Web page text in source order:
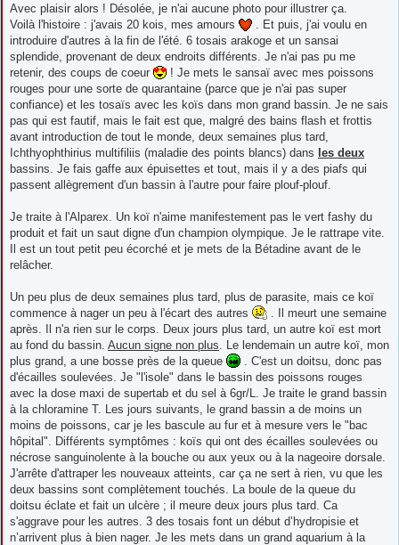
a
g
Avec plaisir alors ! Désolée, je n'ai aucune photo pour illustrer ça.
Voilà l'histoire : j'avais 20 kois, mes amours
. Et puis, j'ai voulu en
introduire d'autres à la fin de l'été. 6 tosais arakoge et un sansai
splendide, provenant de deux endroits différents. Je n'ai pas pu me
retenir, des coups de coeur
! Je mets le sansaï avec mes poissons
rouges pour une sorte de quarantaine (parce que je n'ai pas super
confiance) et les tosaïs avec les koïs dans mon grand bassin. Je ne sais
pas qui est fautif, mais le fait est que, malgré des bains flash et frottis
avant introduction de tout le monde, deux semaines plus tard,
Ichthyophthirius multifiliis (maladie des points blancs) dans les deux
bassins. Je fais gaffe aux épuisettes et tout, mais il y a des piafs qui
passent allègrement d'un bassin à l'autre pour faire plouf-plouf.
Je traite à l'Alparex. Un koï n'aime manifestement pas le vert fashy du
produit et fait un saut digne d'un champion olympique. Je le rattrape vite.
Il est un tout petit peu écorché et je mets de la Bétadine avant de le
relâcher.
Un peu plus de deux semaines plus tard, plus de parasite, mais ce koï
commence à nager un peu à l'écart des autres
. Il meurt une semaine
après. Il n'a rien sur le corps. Deux jours plus tard, un autre koï est mort
au fond du bassin. Aucun signe non plus . Le lendemain un autre koï, mon
plus grand, a une bosse près de la queue
. C'est un doitsu, donc pas
d'écailles soulevées. Je "l'isole" dans le bassin des poissons rouges
avec la dose maxi de supertab et du sel à 6gr/L. Je traite le grand bassin
à la chloramine T. Les jours suivants, le grand bassin a de moins un
moins de poissons, car je les bascule au fur et à mesure vers le "bac
hôpital". Différents symptômes : koïs qui ont des écailles soulevées ou
nécrose sanguinolente à la bouche ou aux yeux ou à la nageoire dorsale.
J'arrête d'attraper les nouveaux atteints, car ça ne sert à rien, vu que les
deux bassins sont complètement touchés. La boule de la queue du
doitsu éclate et fait un ulcère ; il meure deux jours plus tard. Ca
s'aggrave pour les autres. 3 des tosais font un début d’hydropisie et
n’arrivent plus à bien nager. Je les mets dans un grand aquarium à la